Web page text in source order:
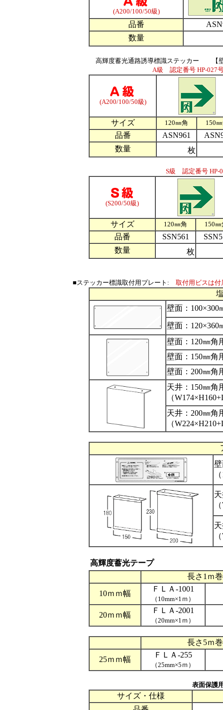
(A200/100/50級)
品番
数量
高輝度蓄光通路誘導標識ステッカー 【
A級 認定番号 HP-027
(A200/100/50級)
サイズ 120㎜角 150
品番 ASN961
数量
枚
S級 認定番号 HP-
(S200/50級)
サイズ 120㎜角 150㎜
品番 SSN561
数量
枚
■ステッカー標識取付用プレート: 取付用ビスは
壁面：100×300
壁面：120×360
壁面：120㎜角
壁面：150㎜角
壁面：200㎜角
天井：150㎜角
（
天井：200㎜角
（
高輝度蓄光テープ
長さ1ｍ巻
10ｍｍ幅
ＦＬＡ-1001
（10mm×1ｍ）
20ｍｍ幅
ＦＬＡ-2001
（20mm×1ｍ）
長さ5ｍ巻
25ｍｍ幅
ＦＬＡ-255
（25mm×5ｍ）
表面保護
サイズ・仕様